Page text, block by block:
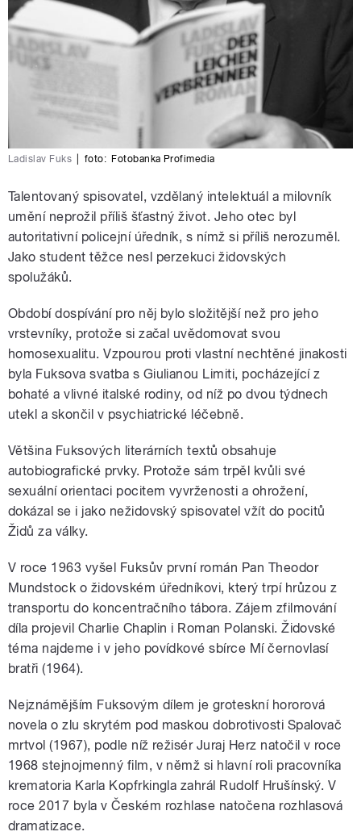
Ladislav Fuks foto: Fotobanka Profimedia
Talentovaný spisovatel, vzdělaný intelektuál a milovník
umění neprožil příliš šťastný život. Jeho otec byl
autoritativní policejní úředník, s nímž si příliš nerozuměl.
Jako student těžce nesl perzekuci židovských
spolužáků.
Období dospívání pro něj bylo složitější než pro jeho
vrstevníky, protože si začal uvědomovat svou
homosexualitu. Vzpourou proti vlastní nechtěné jinakosti
byla Fuksova svatba s Giulianou Limiti, pocházející z
bohaté a vlivné italské rodiny, od níž po dvou týdnech
utekl a skončil v psychiatrické léčebně.
Většina Fuksových literárních textů obsahuje
autobiografické prvky. Protože sám trpěl kvůli své
sexuální orientaci pocitem vyvrženosti a ohrožení,
dokázal se i jako nežidovský spisovatel vžít do pocitů
Židů za války.
V roce 1963 vyšel Fuksův první román Pan Theodor
Mundstock o židovském úředníkovi, který trpí hrůzou z
transportu do koncentračního tábora. Zájem zfilmování
díla projevil Charlie Chaplin i Roman Polanski. Židovské
téma najdeme i v jeho povídkové sbírce Mí černovlasí
bratři (1964).
Nejznámějším Fuksovým dílem je groteskní hororová
novela o zlu skrytém pod maskou dobrotivosti Spalovač
mrtvol (1967), podle níž režisér Juraj Herz natočil v roce
1968 stejnojmenný film, v němž si hlavní roli pracovníka
krematoria Karla Kopfrkingla zahrál Rudolf Hrušínský. V
roce 2017 byla v Českém rozhlase natočena rozhlasová
dramatizace.